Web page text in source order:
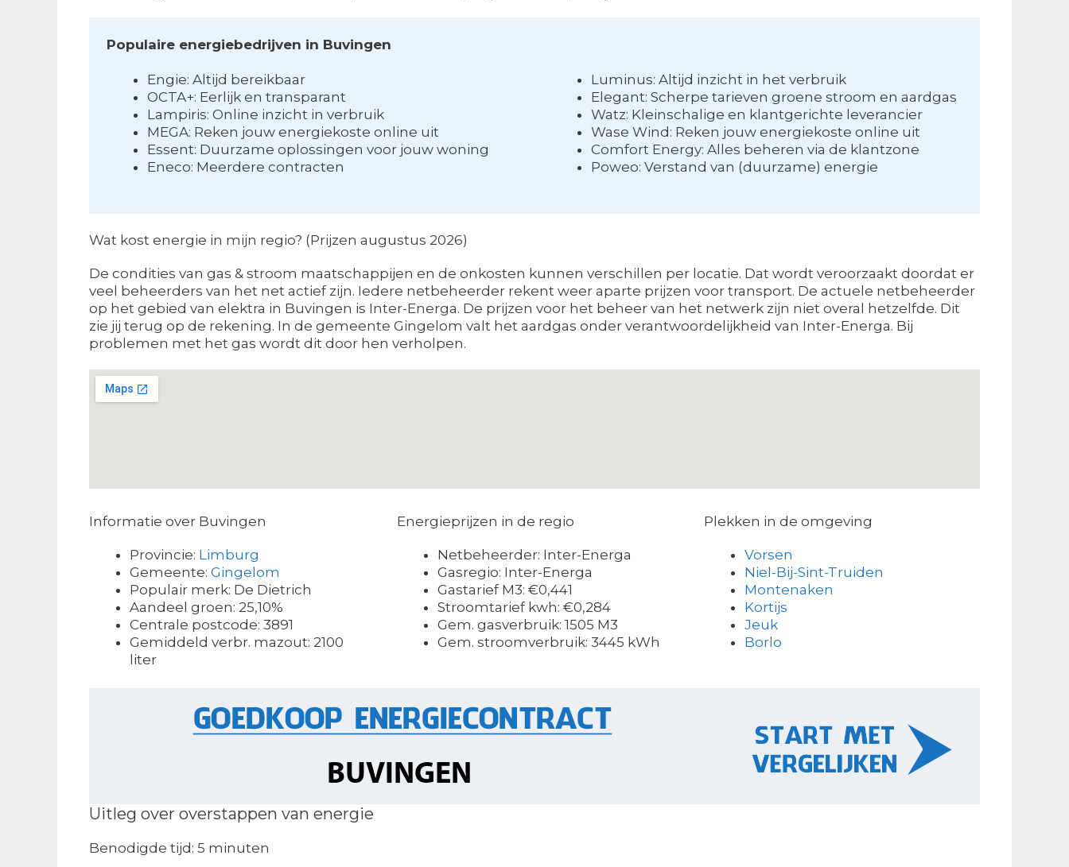
Populaire energiebedrijven in Buvingen
Engie: Altijd bereikbaar
OCTA+: Eerlijk en transparant
Lampiris: Online inzicht in verbruik
MEGA: Reken jouw energiekoste online uit
Essent: Duurzame oplossingen voor jouw woning
Eneco: Meerdere contracten
Luminus: Altijd inzicht in het verbruik
Elegant: Scherpe tarieven groene stroom en aardgas
Watz: Kleinschalige en klantgerichte leverancier
Wase Wind: Reken jouw energiekoste online uit
Comfort Energy: Alles beheren via de klantzone
Poweo: Verstand van (duurzame) energie
Wat kost energie in mijn regio? (Prijzen augustus 2026)
De condities van gas & stroom maatschappijen en de onkosten kunnen verschillen per locatie. Dat wordt veroorzaakt doordat er
veel beheerders van het net actief zijn. Iedere netbeheerder rekent weer aparte prijzen voor transport. De actuele netbeheerder
op het gebied van elektra in Buvingen is Inter-Energa. De prijzen voor het beheer van het netwerk zijn niet overal hetzelfde. Dit
zie jij terug op de rekening. In de gemeente Gingelom valt het aardgas onder verantwoordelijkheid van Inter-Energa. Bij
problemen met het gas wordt dit door hen verholpen.
Informatie over Buvingen
Provincie: Limburg
Gemeente: Gingelom
Populair merk: De Dietrich
Aandeel groen: 25,10%
Centrale postcode: 3891
Gemiddeld verbr. mazout: 2100
liter
Energieprijzen in de regio
Netbeheerder: Inter-Energa
Gasregio: Inter-Energa
Gastarief M3: €0,441
Stroomtarief kwh: €0,284
Gem. gasverbruik: 1505 M3
Gem. stroomverbruik: 3445 kWh
Plekken in de omgeving
Vorsen
Niel-Bij-Sint-Truiden
Montenaken
Kortijs
Jeuk
Borlo
Uitleg over overstappen van energie
Benodigde tijd: 5 minuten